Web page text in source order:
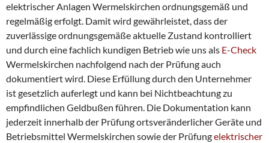
elektrischer Anlagen Wermelskirchen ordnungsgemäß und
regelmäßig erfolgt. Damit wird gewährleistet, dass der
zuverlässige ordnungsgemäße aktuelle Zustand kontrolliert
und durch eine fachlich kundigen Betrieb wie uns als E-Check
Wermelskirchen nachfolgend nach der Prüfung auch
dokumentiert wird. Diese Erfüllung durch den Unternehmer
ist gesetzlich auferlegt und kann bei Nichtbeachtung zu
empfindlichen Geldbußen führen. Die Dokumentation kann
jederzeit innerhalb der Prüfung ortsveränderlicher Geräte und
Betriebsmittel Wermelskirchen sowie der Prüfungelektrischer